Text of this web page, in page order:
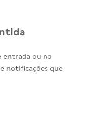
entrada ou no
notificações que